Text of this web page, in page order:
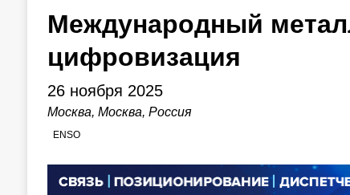
Международный
цифровизация
26 ноября 2025
Москва, Москва, Россия
ENSO